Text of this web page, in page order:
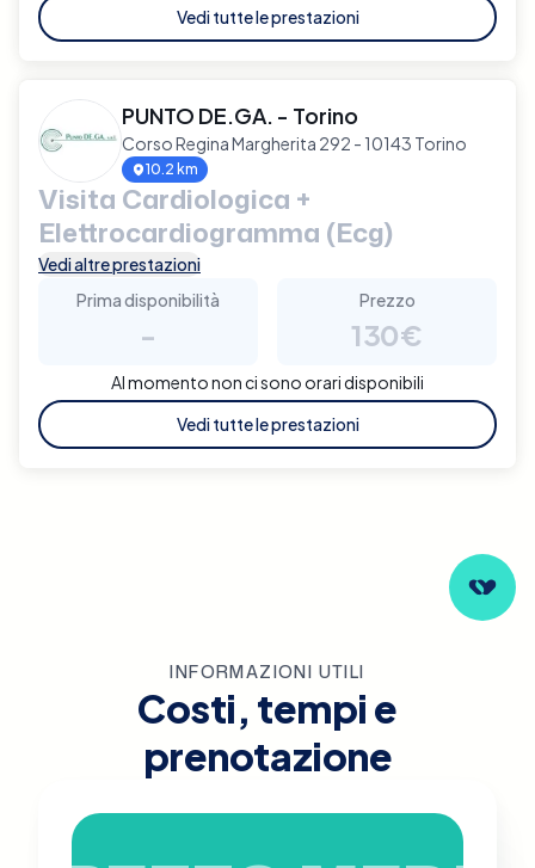
Vedi tutte le prestazioni
PUNTO DE.GA. - Torino
Corso Regina Margherita 292 - 10143 Torino
10.2 km
Visita Cardiologica +
Elettrocardiogramma (Ecg)
Vedi altre prestazioni
Prima disponibilità
-
Prezzo
130€
Al momento non ci sono orari disponibili
Vedi tutte le prestazioni
INFORMAZIONI UTILI
Costi, tempi e
prenotazione